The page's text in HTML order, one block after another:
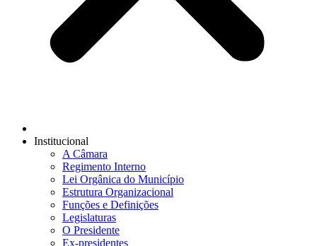
Institucional
A Câmara
Regimento Interno
Lei Orgânica do Município
Estrutura Organizacional
Funções e Definições
Legislaturas
O Presidente
Ex-presidentes